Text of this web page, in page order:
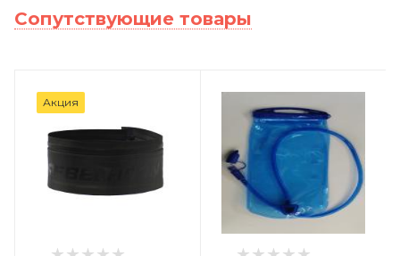
Сопутствующие товары
Акция